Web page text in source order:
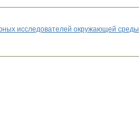
исследователей окружающей среды